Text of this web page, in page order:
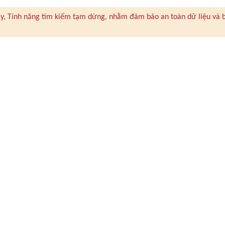
Tính năng tìm kiếm tạm dừng, nhằm đảm bảo an toàn dữ liệu và